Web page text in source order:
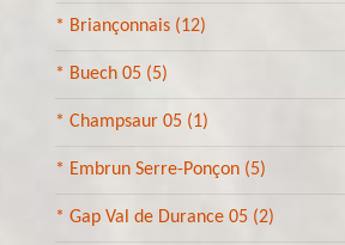
* Briançonnais (12)
* Buech 05 (5)
* Champsaur 05 (1)
* Embrun Serre-Ponçon (5)
* Gap Val de Durance 05 (2)